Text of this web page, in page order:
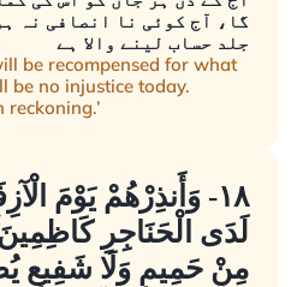
گا، آج کوئی نا انصافی نہ
جلد حساب لینے والا ہے
be recompensed for what
be no injustice today.
١٨- وَأَنذِرْهُمْ يَوْمَ
لَدَى الْحَنَاجِرِ
مِنْ حَمِيمٍ وَلَا شَفِيعٍ